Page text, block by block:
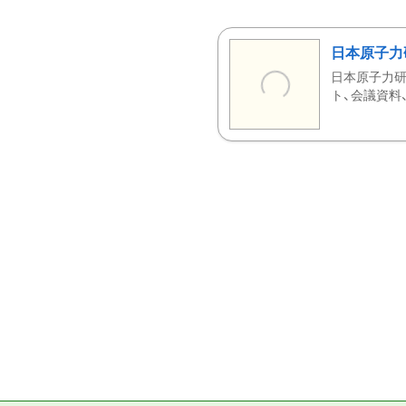
日本原子
日本原子力
ト、会議資